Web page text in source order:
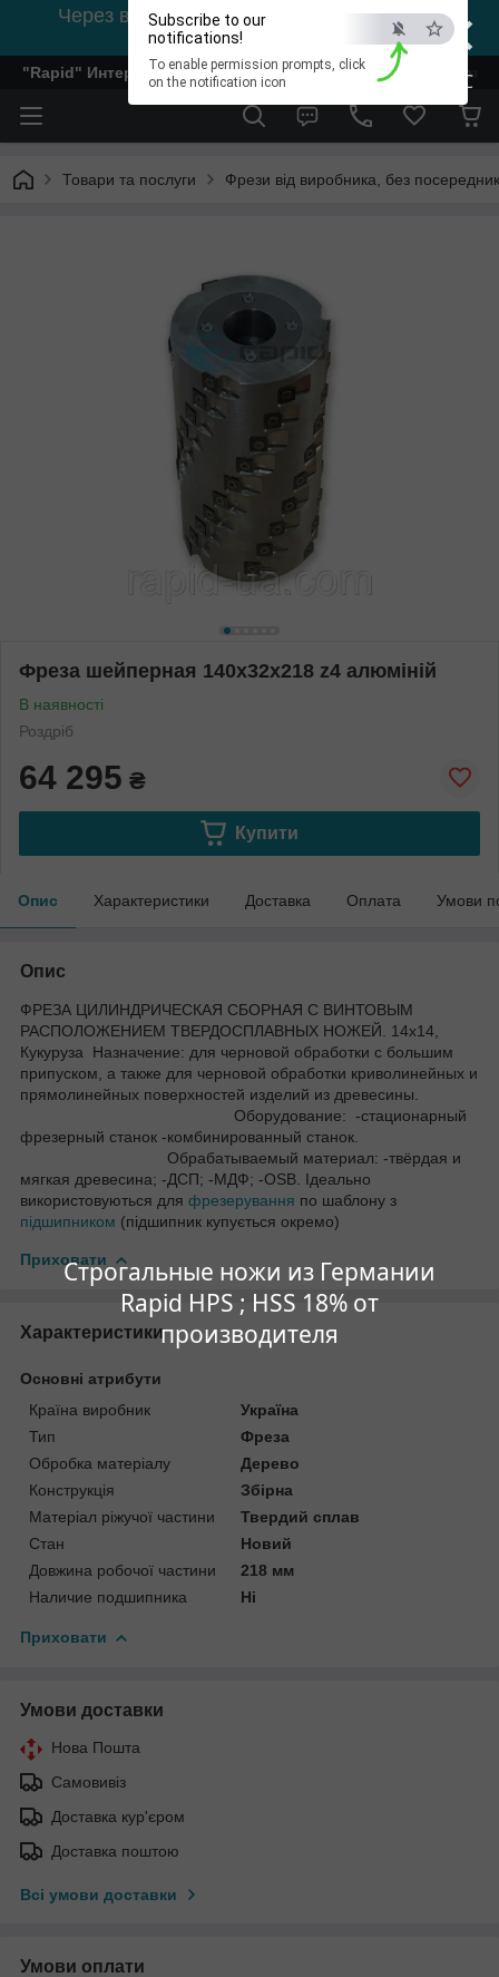
×
ESC
Строгальные ножи из Германии
Rapid HPS ; HSS 18% от
производителя
Subscribe to our
notifications!
To enable permission prompts, click
on the notification icon
Через відсутність світла, зв'язок на viber
0978002056
"Rapid" Интернет-магазин деревообрабатывающего
Товари та послуги Фрези від виробника, без
Фреза шейперная 140х32х218 z4 алюміній
В наявності
Роздріб
64 295 ₴
Купити
Опис Характеристики Доставка Оплата Умови
Опис
ФРЕЗА ЦИЛИНДРИЧЕСКАЯ СБОРНАЯ С ВИНТОВЫМ
РАСПОЛОЖЕНИЕМ ТВЕРДОСПЛАВНЫХ НОЖЕЙ. 14х14,
Кукуруза Назначение: для черновой обработки с большим
припуском, а также для черновой обработки криволинейных и
прямолинейных поверхностей изделий из древесины.
Оборудование: -стационарный
фрезерный станок -комбинированный станок.
Обрабатываемый материал: -твёрдая и
мягкая древесина; -ДСП; -МДФ; -OSB. Ідеально
використовуються для фрезерування по шаблону з
підшипником (підшипник купується окремо)
Приховати
Характеристики
Основні атрибути
Країна виробник
Україна
Тип
Фреза
Обробка матеріалу
Дерево
Конструкція
Збірна
Матеріал ріжучої частини
Твердий сплав
Стан
Новий
Довжина робочої частини
218 мм
Наличие подшипника
Ні
Приховати
Умови доставки
Нова Пошта
Самовивіз
Доставка кур'єром
Доставка поштою
Всі умови доставки
Умови оплати